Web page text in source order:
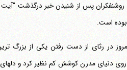
پس از شنیدن خبر درگذشت "آیت
است.
در رثای از دست رفتن یکی از بزرگ
دنیای مدرن کوشش کم نظیر کرد و